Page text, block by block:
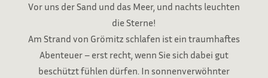
Vor uns der Sand und das Meer, und nachts leuchten
dieSterne!
Am Strand von Grömitz schlafen ist ein traumhaftes
Abenteuer – erst recht,wenn Siesich dabei gut
beschütztfühlen dürfen. In sonnenverwöhnter